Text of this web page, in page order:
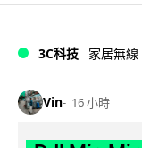
3C科技 家居無線
Vin 16 小時